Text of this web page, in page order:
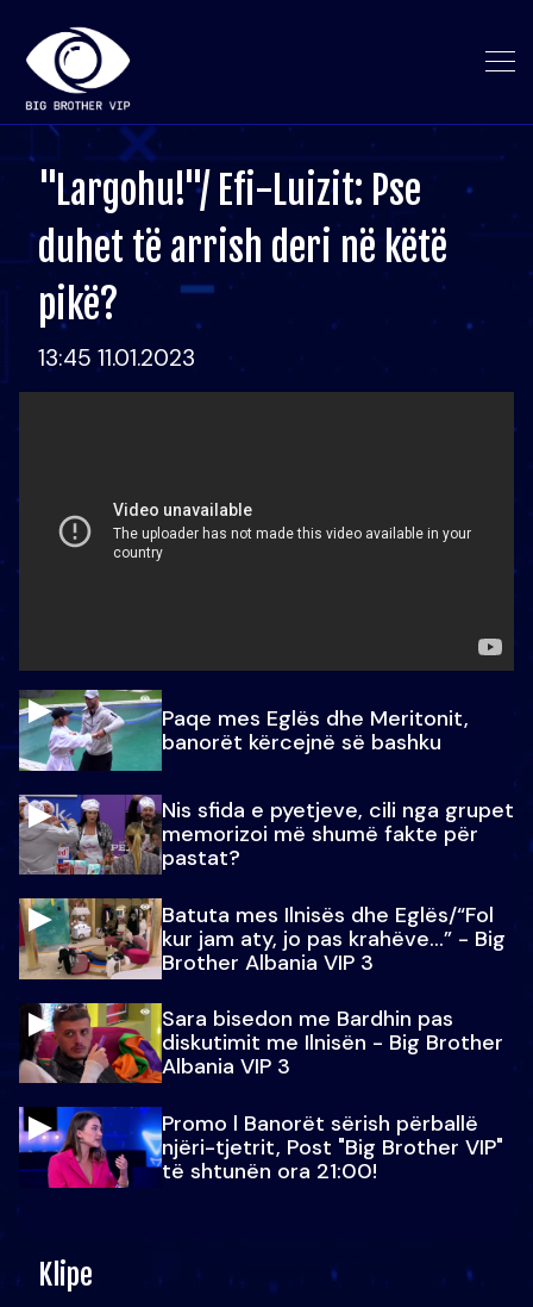
"Largohu!"/ Efi-Luizit: Pse
duhet të arrish deri në këtë
pikë?
13:45 11.01.2023
Paqe mes Eglës dhe Meritonit,
banorët kërcejnë së bashku
Nis sfida e pyetjeve, cili nga grupet
memorizoi më shumë fakte për
pastat?
Batuta mes Ilnisës dhe Eglës/“Fol
kur jam aty, jo pas krahëve…” - Big
Brother Albania VIP 3
Sara bisedon me Bardhin pas
diskutimit me Ilnisën - Big Brother
Albania VIP 3
Promo l Banorët sërish përballë
njëri-tjetrit, Post "Big Brother VIP"
të shtunën ora 21:00!
Klipe